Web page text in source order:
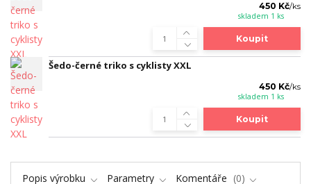
450 Kč/ks
skladem 1 ks
Koupit
Šedo-černé triko s cyklisty XXL
450 Kč/ks
skladem 1 ks
Koupit
Popis výrobku Parametry Komentáře 0